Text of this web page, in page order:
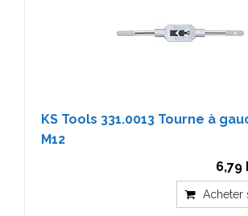
KS Tools 331.0013 Tourne à
M12
6,79
Acheter